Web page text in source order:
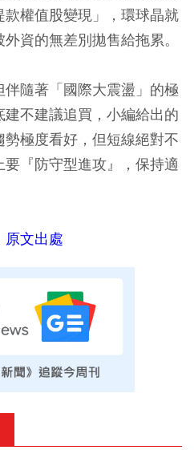
權值股變現」，環球晶就
資的無差別拋售給拖累。
隨著「國際大震盪」的極
不建議追買，小編給出的
極度看好，但短線絕對不
『防守型進攻』，保持適
原文出處